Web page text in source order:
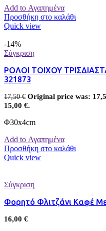
Add to Αγαπημένα
Προσθήκη στο καλάθι
Quick view
-14%
Σύγκριση
ΡΟΛΟΙ ΤΟΙΧΟΥ
321873
17,50€ Original price was:
15,00 €.
Φ30x4cm
Add to Αγαπημένα
Προσθήκη στο καλάθι
Quick view
Σύγκριση
Φορητό Φλιτζάνι Καφέ
16,00 €